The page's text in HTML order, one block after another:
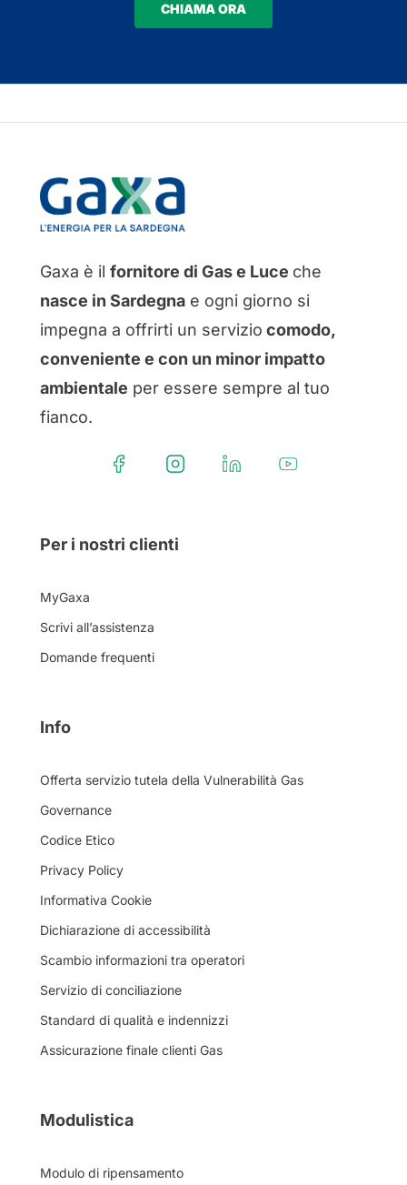
CHIAMA ORA
Gaxa è ilfornitore di Gas e Luce che
nasce in Sardegna e ogni giorno si
impegna a offrirti un servizio comodo,
conveniente e con un minor impatto
ambientale per essere sempre al tuo
fianco.
Per i nostri clienti
MyGaxa
Scrivi all’assistenza
Domande frequenti
Info
Offerta servizio tutela della Vulnerabilità Gas
Governance
Codice Etico
Privacy Policy
Informativa Cookie
Dichiarazione di accessibilità
Scambio informazioni tra operatori
Servizio di conciliazione
Standard di qualità e indennizzi
Assicurazione finale clienti Gas
Modulistica
Modulo di ripensamento